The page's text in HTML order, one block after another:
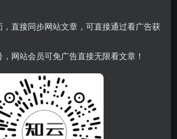
非常给力，还支持歌曲下载。
击即可使用
直接同步网站文章，可直接通过看广告获
网站会员可免广告直接无限看文章！